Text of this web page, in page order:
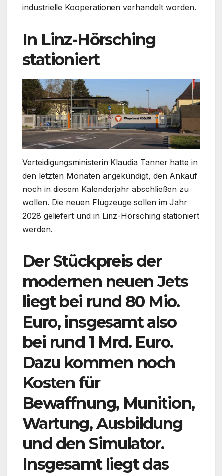
industrielle Kooperationen verhandelt worden.
In Linz-Hörsching
stationiert
Verteidigungsministerin Klaudia Tanner hatte in
den letzten Monaten angekündigt, den Ankauf
noch in diesem Kalenderjahr abschließen zu
wollen. Die neuen Flugzeuge sollen im Jahr
2028 geliefert und in Linz-Hörsching stationiert
werden.
Der Stückpreis der
modernen neuen Jets
liegt bei rund 80 Mio.
Euro, insgesamt also
bei rund 1 Mrd. Euro.
Dazu kommen noch
Kosten für
Bewaffnung, Munition,
Wartung, Ausbildung
und den Simulator.
Insgesamt liegt das